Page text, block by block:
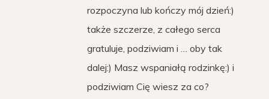
rozpoczyna lub kończy mój dzień:)
także szczerze, z całego serca
gratuluje, podziwiam i … oby tak
dalej:) Masz wspaniałą rodzinkę:) i
podziwiam Cię wiesz za co?